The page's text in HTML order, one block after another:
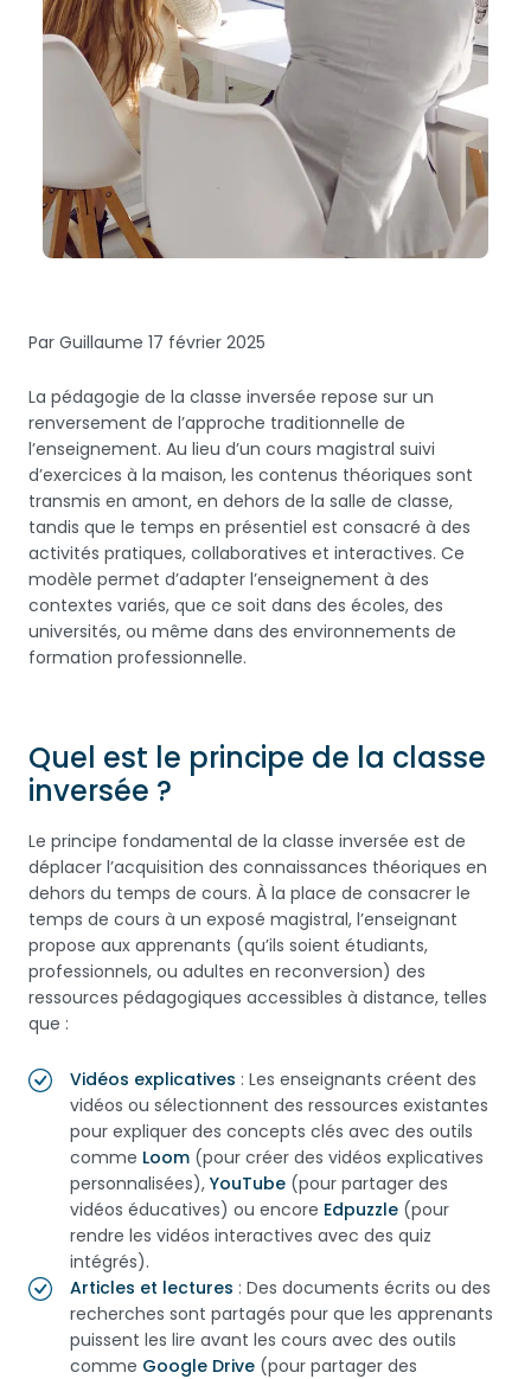
Par Guillaume 17 février 2025
La pédagogie de la classe inversée repose sur un
renversement de l’approche traditionnelle de
l’enseignement. Au lieu d’un cours magistral suivi
d’exercices à la maison, les contenus théoriques sont
transmis en amont, en dehors de la salle de classe,
tandis que le temps en présentiel est consacré à des
activités pratiques, collaboratives et interactives. Ce
modèle permet d’adapter l’enseignement à des
contextes variés, que ce soit dans des écoles, des
universités, ou même dans des environnements de
formation professionnelle.
Quel est le principe de la classe
inversée ?
Le principe fondamental de la classe inversée est de
déplacer l’acquisition des connaissances théoriques en
dehors du temps de cours. À la place de consacrer le
temps de cours à un exposé magistral, l’enseignant
propose aux apprenants (qu’ils soient étudiants,
professionnels, ou adultes en reconversion) des
ressources pédagogiques accessibles à distance, telles
que :
Vidéos explicatives : Les enseignants créent des
vidéos ou sélectionnent des ressources existantes
pour expliquer des concepts clés avec des outils
comme Loom (pour créer des vidéos explicatives
personnalisées), YouTube (pour partager des
vidéos éducatives) ou encore Edpuzzle (pour
rendre les vidéos interactives avec des quiz
intégrés).
Articles et lectures : Des documents écrits ou des
recherches sont partagés pour que les apprenants
puissent les lire avant les cours avec des outils
comme Google Drive (pour partager des